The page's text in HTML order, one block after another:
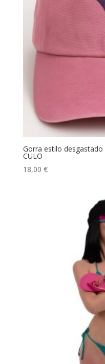
Gorra estilo
CULO
18,00 €